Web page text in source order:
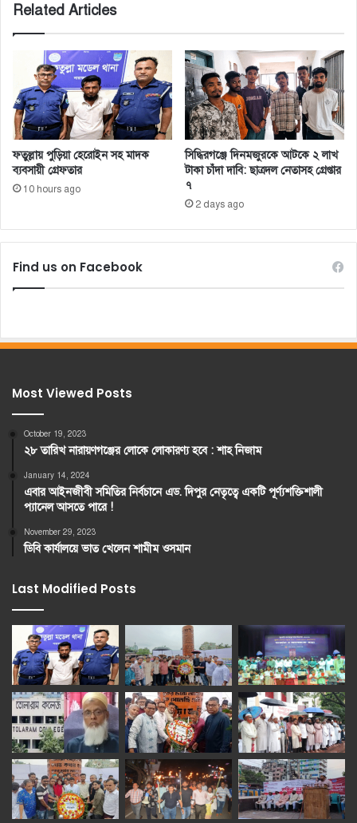
Related Articles
ফতুল্লায় পুড়িয়া হেরোইন সহ মাদক
ব্যবসায়ী গ্রেফতার
10 hours ago
সিদ্ধিরগঞ্জে দিনমজুরকে আটকে ২ লাখ
টাকা চাঁদা দাবি: ছাত্রদল নেতাসহ গ্রেপ্তার
৭
2 days ago
Find us on Facebook
Most Viewed Posts
October 19, 2023
২৮ তারিখ নারায়ণগঞ্জের লোকে লোকারণ্য হবে : শাহ নিজাম
January 14, 2024
এবার আইনজীবী সমিতির নির্বচানে এড. দিপুর নেতৃত্বে একটি পূর্ণ্যশক্তিশালী
প্যানেল আসতে পারে !
November 29, 2023
ডিবি কার্যালয়ে ভাত খেলেন শামীম ওসমান
Last Modified Posts